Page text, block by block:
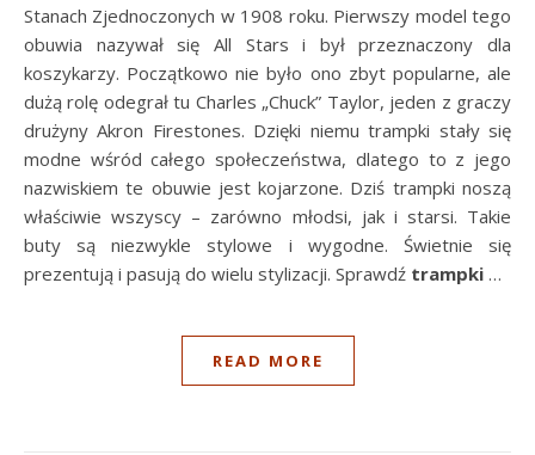
Stanach Zjednoczonych w 1908 roku. Pierwszy model tego
obuwia nazywał się All Stars i był przeznaczony dla
koszykarzy. Początkowo nie było ono zbyt popularne, ale
dużą rolę odegrał tu Charles „Chuck” Taylor, jeden z graczy
drużyny Akron Firestones. Dzięki niemu trampki stały się
modne wśród całego społeczeństwa, dlatego to z jego
nazwiskiem te obuwie jest kojarzone. Dziś trampki noszą
właściwie wszyscy – zarówno młodsi, jak i starsi. Takie
buty są niezwykle stylowe i wygodne. Świetnie się
prezentują i pasują do wielu stylizacji. Sprawdź trampki …
READ MORE